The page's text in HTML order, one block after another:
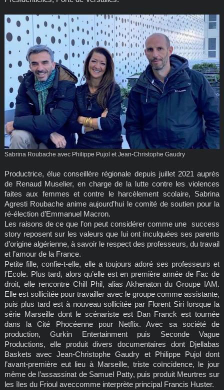
Sabrina Roubache avec Philippe Pujol et Jean-Christophe Gaudry
Productrice, élue conseillère régionale depuis juillet 2021 auprès
de Renaud Muselier, en charge de la lutte contre les violences
faites aux femmes et contre le harcèlement scolaire, Sabrina
Agresti Roubache anime aujourd’hui le comité de soutien pour la
ré-élection d’Emmanuel Macron.
Les raisons de ce que l’on peut considérer comme une success
story reposent sur les valeurs que lui ont inculquées ses parents
d’origine algérienne, à savoir le respect des professeurs, du travail
et l’amour de la France.
Petite fille, confie-t-elle, elle a toujours adoré ses professeurs et
l’Ecole. Plus tard, alors qu’elle est en première année de Fac de
droit, elle rencontre Chill Phil, alias Akhenaton du Groupe IAM.
Elle est sollicitée pour travailler avec le groupe comme assistante,
puis plus tard est à nouveau sollicitée par Florent Siri lorsque la
série Marseille dont le scénariste est Dan Franck est tournée
dans la Cité Phocéenne pour Netflix. Avec sa société de
production, Gurkin Entertainment puis Seconde Vague
Productions, elle produit divers documentaires dont Djellabas
Baskets avec Jean-Christophe Gaudry et Philippe Pujol dont
l’avant-première eut lieu à Marseille, triste coïncidence, le jour
même de l’assassinat de Samuel Patty, puis produit Meurtres sur
les îles du Frioul aveccomme interprète principal Francis Huster.